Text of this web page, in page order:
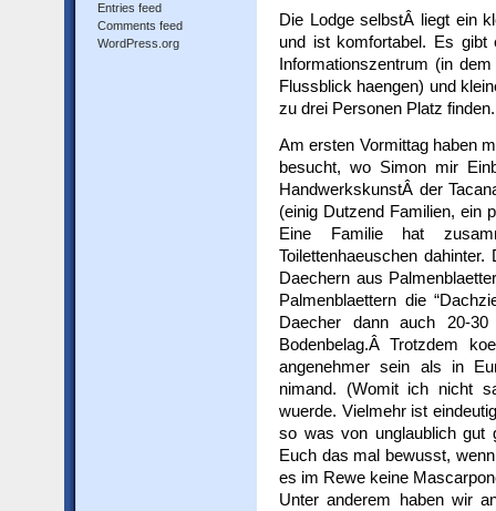
Entries feed
Comments feed
WordPress.org
Die Lodge selbstÂ liegt ein
und ist komfortabel. Es gibt
Informationszentrum (in
Flussblick haengen) und
zu drei Personen Platz finden.
Am ersten Vormittag haben
besucht, wo Simon mir
HandwerkskunstÂ der
(einig Dutzend Familien, ein
Eine Familie hat
Toilettenhaeuschen
Daechern aus
Palmenblaettern die
Daecher dann auch 20-
Bodenbelag.Â Trotzdem
angenehmer sein als in
nimand. (Womit ich nicht
wuerde. Vielmehr ist
so was von unglaublich
Euch das mal bewusst,
es im Rewe keine
Unter anderem haben wir